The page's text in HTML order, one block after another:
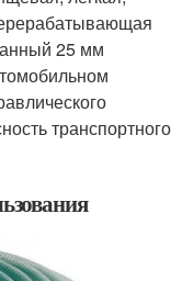
25 мм
транспортного